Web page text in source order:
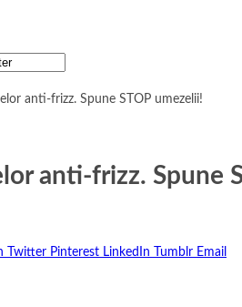
anti-frizz. Spune STOP umezelii!
anti-frizz. Spune
Twitter Pinterest LinkedIn Tumblr Email